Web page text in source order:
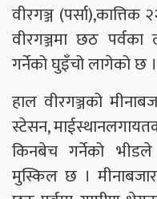
वीरगञ्ज
वीरगञ्जमा छठ
गर्नेको घुइँचो लागेको छ ।
हाल वीरगञ्जको
स्टेसन,
किनबेच गर्नेको
मुस्किल छ ।